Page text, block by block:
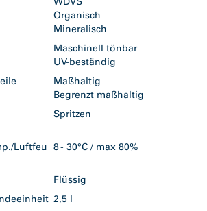
Organisch
Mineralisch
Maschinell tönbar
UV-beständig
Maßhaltig
Begrenzt maßhaltig
Spritzen
Luftfeu 8 - 30°C / max 80%
Flüssig
2,5 l